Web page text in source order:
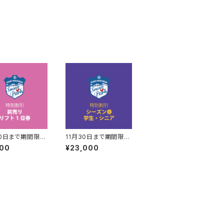
日まで期間限
リフト１日券
11月30日まで期間限
定 特別割引 シーズ
ン券（学生・シニア）
¥23,000